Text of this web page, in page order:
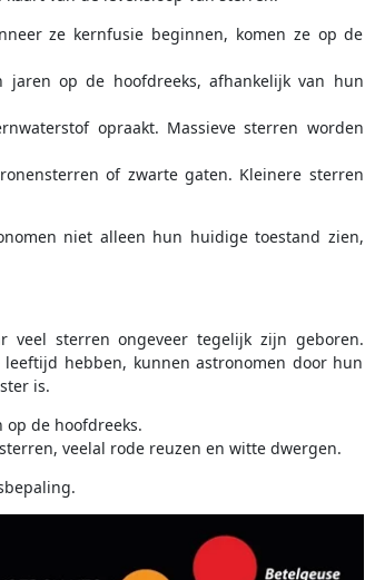
ze kernfusie beginnen, komen ze op de
op de hoofdreeks, afhankelijk van hun
opraakt. Massieve sterren worden
of zwarte gaten. Kleinere sterren
niet alleen hun huidige toestand zien,
veel sterren ongeveer tegelijk zijn geboren.
hebben, kunnen astronomen door hun
is.
op de hoofdreeks.
veelal rode reuzen en witte dwergen.